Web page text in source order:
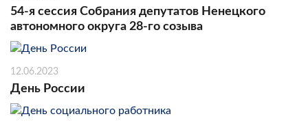
54-я сессия Собрания депутатов Ненецкого
автономного округа 28-го созыва
12.06.2023
День России